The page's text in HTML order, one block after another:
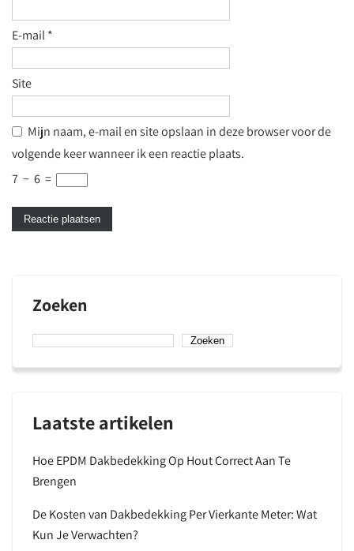
E-mail*
Site
Mijn naam, e-mail en site opslaan in deze browser voor de
volgende keer wanneer ik een reactie plaats.
7 − 6 =
Zoeken
Zoeken
Laatste artikelen
Hoe EPDM Dakbedekking Op Hout Correct Aan Te
Brengen
De Kosten van Dakbedekking Per Vierkante Meter: Wat
Kun Je Verwachten?